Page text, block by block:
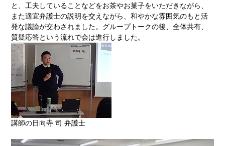
と、工夫していることなどをお茶やお菓子をいただきながら、
また適宜弁護士の説明を交えながら、和やかな雰囲気のもと活
発な議論が交わされました。グループトークの後、全体共有、
質疑応答という流れで会は進行しました。
講師の日向寺 司 弁護士